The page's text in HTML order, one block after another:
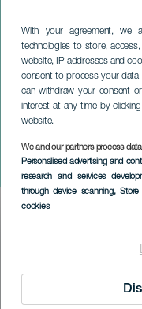
With your agreement, we
technologies to store,
website, IP addresses and
consent to process your data
can withdraw your consent
interest at any time by
website.
We and our partners process
Personalised advertising and
research and services
through device scanning, Store
cookies
Koillisen
LA PALMA
Imagen